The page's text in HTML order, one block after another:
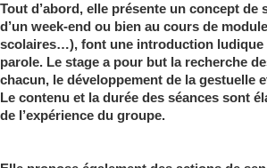
Tout d’abord, elle présente un concept
d’un week-end ou bien au cours de
scolaires…), font une introduction ludique
parole. Le stage a pour but la recherche
chacun, le développement de la gestuelle
Le contenu et la durée des séances sont
de l’expérience du groupe.